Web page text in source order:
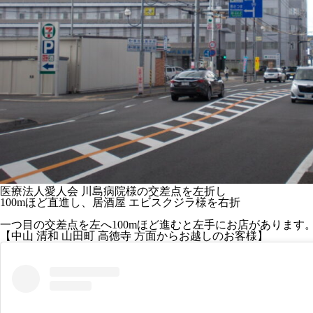
医療法人愛人会 川島病院様の交差点を左折し
100mほど直進 し、
居酒屋 エビスクジラ様を右折
一つ目の交差点を左へ100mほど進むと左手にお店があります
【中山 清和 山田町 高徳寺 方面からお越しのお客様】